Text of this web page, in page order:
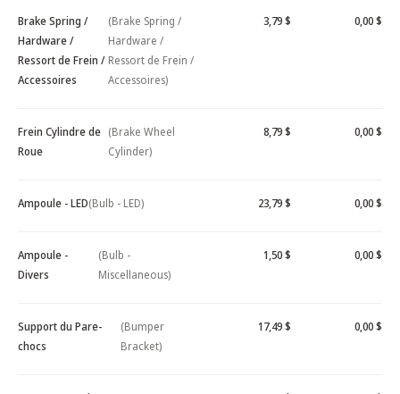
Brake Spring /
Hardware /
Ressort de Frein /
Accessoires
(Brake Spring /
Hardware /
Ressort de Frein /
Accessoires)
3,79 $ 0,00 $
Frein Cylindre de
Roue
(Brake Wheel
Cylinder)
8,79 $ 0,00 $
Ampoule - LED(Bulb - LED) 23,79 $ 0,00 $
Ampoule -
Divers
(Bulb -
Miscellaneous)
1,50 $ 0,00 $
Support du Pare-
chocs
(Bumper
Bracket)
17,49 $ 0,00 $